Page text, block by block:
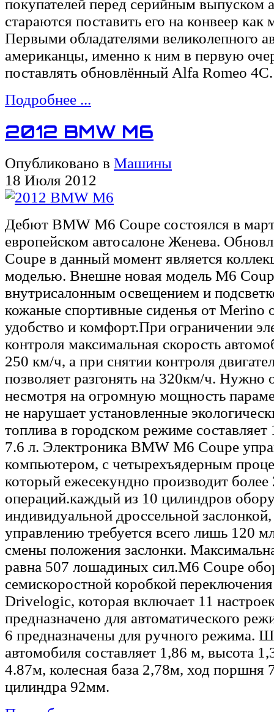
покупателей перед серийным выпуском
стараются поставить его на конвеер
Первыми обладателями великолепного
американцы, именно к ним в первую
поставлять обновлённый Alfa Romeo 4C.
Подробнее ...
2012 BMW M6
Опубликовано в Машины
18 Июля 2012
Дебют BMW M6 Coupe состоялся в
европейском автосалоне Женева.
Coupe в данный момент является
моделью. Внешне новая модель M6
внутрисалонным освещением и
кожаные спортивные сиденья от Merino
удобство и комфорт.При ограничении
контроля максимальная скорость
250 км/ч, а при снятии контроля
позволяет разгонять на 320км/ч. Нужно
несмотря на огромную мощность
не нарушает установленные
топлива в городском режиме составляет
7.6 л. Электроника BMW M6 Coupe
компьютером, с четырехъядерным
который ежесекундно производит
операций.каждый из 10 цилиндров
индивидуальной дроссельной
управлению требуется всего лишь 120
смены положения заслонки.
равна 507 лошадиных сил.M6 Coupe
семискоростной коробкой
Drivelogic, которая включает 11
предназначено для автоматического
6 предназначены для ручного режима.
автомобиля составляет 1,86 м, высота
4.87м, колесная база 2,78м, ход поршня
цилиндра 92мм.